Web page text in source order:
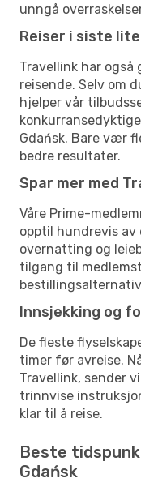
unngå
Reiser i siste
Travellink har
reisende. Selv om
hjelper vår
Gdańsk. Bare vær
bedre resultater.
Spar mer med
Våre Prime-
opptil hundrevis av
overnatting og
tilgang til
Innsjekking og
De fleste
timer før avreise.
Travellink, sender
trinnvise
klar til å reise.
Beste
Gdańsk